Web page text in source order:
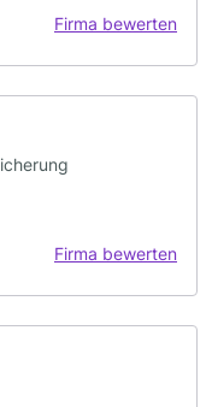
Firma bewerten
Firma bewerten